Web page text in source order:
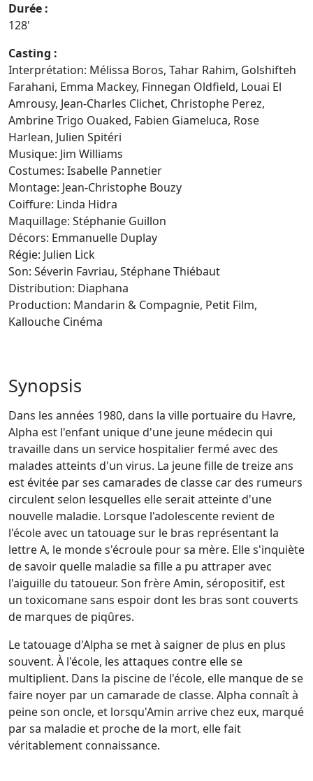
Durée :
128'
Casting :
Interprétation: Mélissa Boros, Tahar Rahim, Golshifteh
Farahani, Emma Mackey, Finnegan Oldfield, Louai El
Amrousy, Jean-Charles Clichet, Christophe Perez,
Ambrine Trigo Ouaked, Fabien Giameluca, Rose
Harlean, Julien Spitéri
Musique: Jim Williams
Costumes: Isabelle Pannetier
Montage: Jean-Christophe Bouzy
Coiffure: Linda Hidra
Maquillage: Stéphanie Guillon
Décors: Emmanuelle Duplay
Régie: Julien Lick
Son: Séverin Favriau, Stéphane Thiébaut
Distribution: Diaphana
Production: Mandarin & Compagnie, Petit Film,
Kallouche Cinéma
Synopsis
Dans les années 1980, dans la ville portuaire du Havre,
Alpha est l'enfant unique d'une jeune médecin qui
travaille dans un service hospitalier fermé avec des
malades atteints d'un virus. La jeune fille de treize ans
est évitée par ses camarades de classe car des rumeurs
circulent selon lesquelles elle serait atteinte d'une
nouvelle maladie. Lorsque l'adolescente revient de
l'école avec un tatouage sur le bras représentant la
lettre A, le monde s'écroule pour sa mère. Elle s'inquiète
de savoir quelle maladie sa fille a pu attraper avec
l'aiguille du tatoueur. Son frère Amin, séropositif, est
un toxicomane sans espoir dont les bras sont couverts
de marques de piqûres.
Le tatouage d'Alpha se met à saigner de plus en plus
souvent. À l'école, les attaques contre elle se
multiplient. Dans la piscine de l'école, elle manque de se
faire noyer par un camarade de classe. Alpha connaît à
peine son oncle, et lorsqu'Amin arrive chez eux, marqué
par sa maladie et proche de la mort, elle fait
véritablement connaissance.